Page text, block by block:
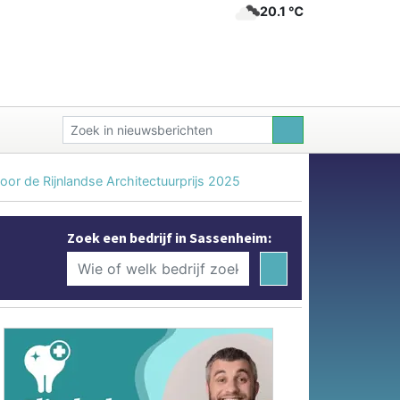
20.1 ℃
de Rijnlandse Architectuurprijs 2025
Zoek een bedrijf in Sassenheim: